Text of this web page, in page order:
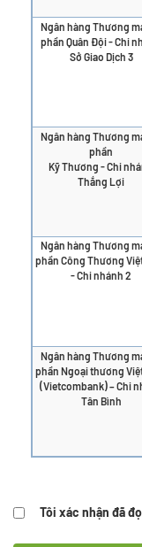
Ngân hàng Thương
phần Quân Đội - Chi
Sở Giao Dịch 3
Ngân hàng Thương
phần
Kỹ Thương - Chi
Thắng Lợi
Ngân hàng Thương
phần Công Thương
- Chi nhánh 2
Ngân hàng Thương
phần Ngoại thương
(Vietcombank) – Chi
Tân Bình
Tôi xác nhận đã